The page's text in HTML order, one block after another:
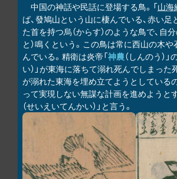
中国の神話や民話に登場する鳥。「山海
ば、發鳩山という山に棲んでいる、赤い足
た首を持つ烏（からす）のような鳥で、自
と）鳴くという。この鳥は常に西山の木
んでいる。精衛は炎帝「神農（しんのう）」
い）」が東海に落ちて溺れ死んでしまった
が溺れた東海を埋め立てようとしている
って実現しない無謀な計画を進めようと
（せいえいてんかい）」と言う。